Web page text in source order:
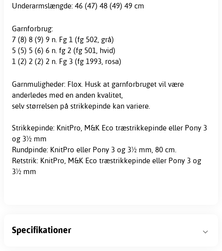
Underarmslængde: 46 (47) 48 (49) 49 cm
Garnforbrug:
7 (8) 8 (9) 9 n. Fg 1 (fg 502, grå)
5 (5) 5 (6) 6 n. fg 2 (fg 501, hvid)
1 (2) 2 (2) 2 n. Fg 3 (fg 1993, rosa)
Garnmuligheder: Flox. Husk at garnforbruget vil være
anderledes med en anden kvalitet,
selv størrelsen på strikkepinde kan variere.
Strikkepinde: KnitPro, M&K Eco træstrikkepinde eller Pony 3
og 3½ mm
Rundpinde: KnitPro eller Pony 3 og 3½ mm, 80 cm.
Retstrik: KnitPro, M&K Eco træstrikkepinde eller Pony 3 og
3½ mm
Specifikationer